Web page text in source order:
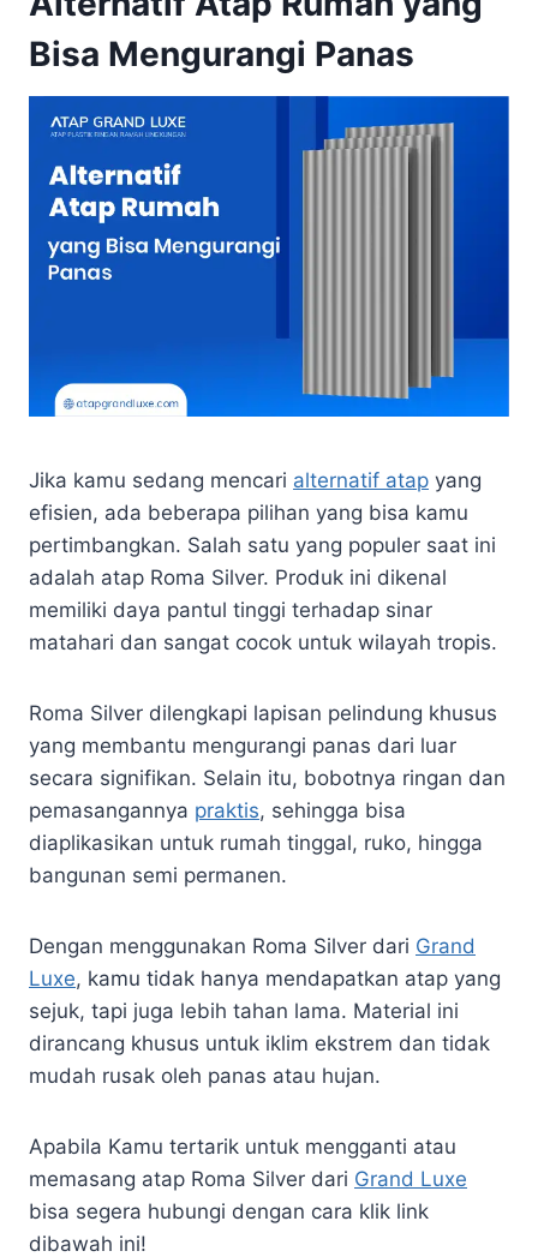
Bisa Mengurangi Panas
Jika kamu sedang mencari alternatif atap yang
efisien, ada beberapa pilihan yang bisa kamu
pertimbangkan. Salah satu yang populer saat ini
adalah atap Roma Silver. Produk ini dikenal
memiliki daya pantul tinggi terhadap sinar
matahari dan sangat cocok untuk wilayah tropis.
Roma Silver dilengkapi lapisan pelindung khusus
yang membantu mengurangi panas dari luar
secara signifikan. Selain itu, bobotnya ringan dan
pemasangannya praktis, sehingga bisa
diaplikasikan untuk rumah tinggal, ruko, hingga
bangunan semi permanen.
Dengan menggunakan Roma Silver dari Grand
Luxe, kamu tidak hanya mendapatkan atap yang
sejuk, tapi juga lebih tahan lama. Material ini
dirancang khusus untuk iklim ekstrem dan tidak
mudah rusak oleh panas atau hujan.
Apabila Kamu tertarik untuk mengganti atau
memasang atap Roma Silver dari Grand Luxe
bisa segera hubungi dengan cara klik link
dibawah ini!